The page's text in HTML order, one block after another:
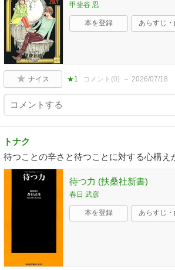
甲斐谷 忍
本を登録 あらすじ・
ナイス ★1 コメント(0) 2026/07/18
トナク
待つことの辛さと待つことに対する心構え
待つ力 (扶桑社新書)
春日 武彦
本を登録 あらすじ・